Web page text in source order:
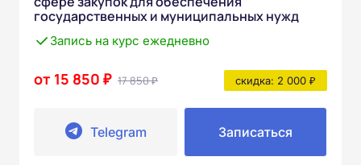
государственных и муниципальных нужд
Запись на курс ежедневно
от 15 850 ₽ 17 850 ₽ скидка: 2 000 ₽
Telegram Записаться